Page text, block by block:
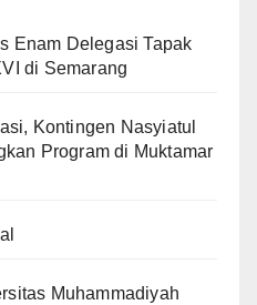
Enam Delegasi Tapak
di Semarang
Kontingen Nasyiatul
Program di Muktamar
Muhammadiyah